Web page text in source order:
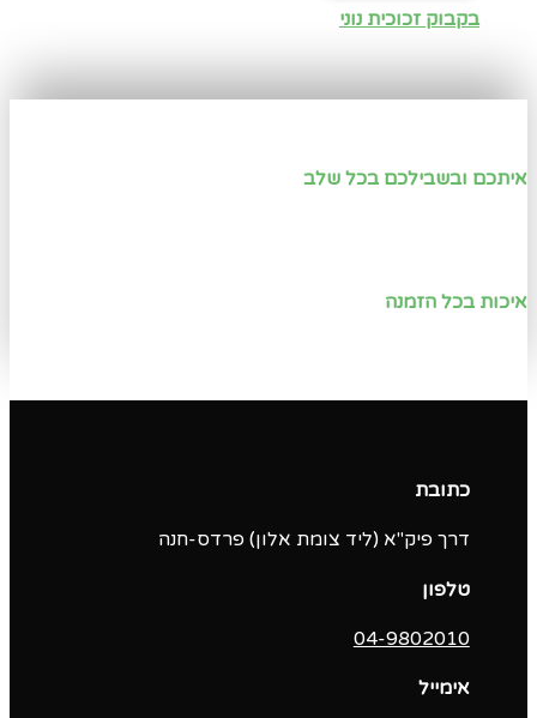
בקבוק זכוכית נוני
איתכם ובשבילכם בכל שלב
איכות בכל הזמנה
כתובת
דרך פיק"א (ליד צומת אלון) פרדס-חנה
טלפון
04-9802010‬
אימייל